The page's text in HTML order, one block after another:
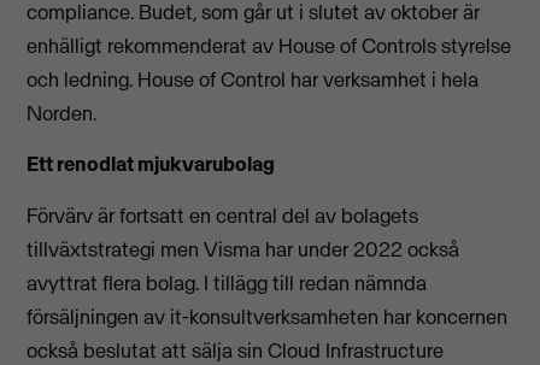
compliance. Budet, som går ut i slutet av oktober är
enhälligt rekommenderat av House of Controls styrelse
och ledning. House of Control har verksamhet i hela
Norden.
Ett renodlat mjukvarubolag
Förvärv är fortsatt en central del av bolagets
tillväxtstrategi men Visma har under 2022 också
avyttrat flera bolag. I tillägg till redan nämnda
försäljningen av it-konsultverksamheten har koncernen
också beslutat att sälja sin Cloud Infrastructure